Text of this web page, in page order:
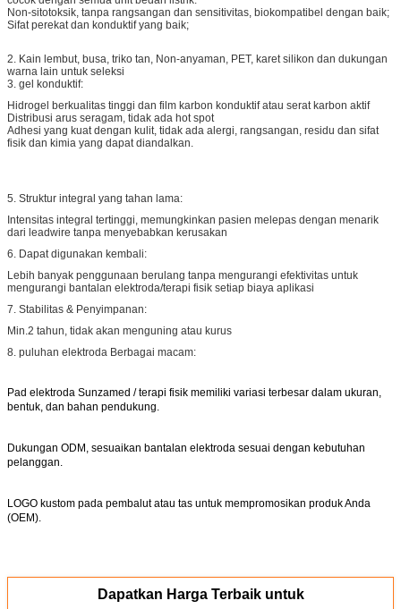
Non-sitotoksik, tanpa rangsangan dan sensitivitas, biokompatibel dengan baik;
Sifat perekat dan konduktif yang baik;
2. Kain lembut, busa, triko tan, Non-anyaman, PET, karet silikon dan dukungan
warna lain untuk seleksi
3. gel konduktif:
Hidrogel berkualitas tinggi dan film karbon konduktif atau serat karbon aktif
Distribusi arus seragam, tidak ada hot spot
Adhesi yang kuat dengan kulit, tidak ada alergi, rangsangan, residu dan sifat
fisik dan kimia yang dapat diandalkan.
5. Struktur integral yang tahan lama:
Intensitas integral tertinggi, memungkinkan pasien melepas dengan menarik
dari leadwire tanpa menyebabkan kerusakan
6. Dapat digunakan kembali:
Lebih banyak penggunaan berulang tanpa mengurangi efektivitas untuk
mengurangi bantalan elektroda/terapi fisik setiap biaya aplikasi
7. Stabilitas & Penyimpanan:
Min.2 tahun, tidak akan menguning atau kurus
8. puluhan elektroda Berbagai macam:
Pad elektroda Sunzamed / terapi fisik memiliki variasi terbesar dalam ukuran,
bentuk, dan bahan pendukung.
Dukungan ODM, sesuaikan bantalan elektroda sesuai dengan kebutuhan
pelanggan.
LOGO kustom pada pembalut atau tas untuk mempromosikan produk Anda
(OEM).
Dapatkan Harga Terbaik untuk